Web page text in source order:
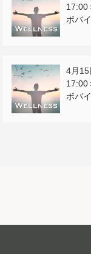
17:00
ボバ
4月15
17:00
ボバ